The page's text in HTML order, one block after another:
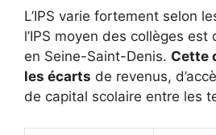
L’IPS varie fortement selon
l’IPS moyen des collèges est
en Seine-Saint-Denis. Cette
les écarts de revenus,
de capital scolaire entre les